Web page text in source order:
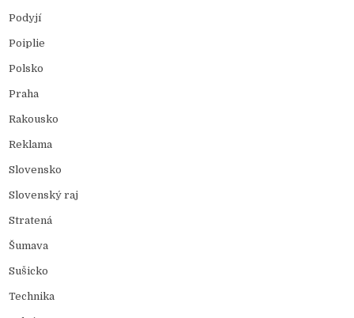
Podyjí
Poiplie
Polsko
Praha
Rakousko
Reklama
Slovensko
Slovenský raj
Stratená
Šumava
Sušicko
Technika